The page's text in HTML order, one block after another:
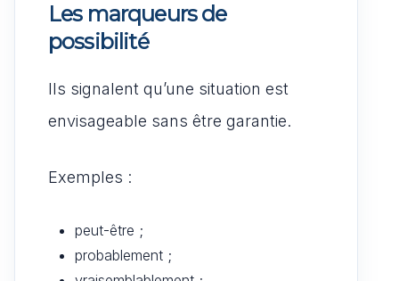
Les marqueurs de
possibilité
Ils signalent qu’une situation est
envisageable sans être garantie.
Exemples :
peut-être ;
probablement ;